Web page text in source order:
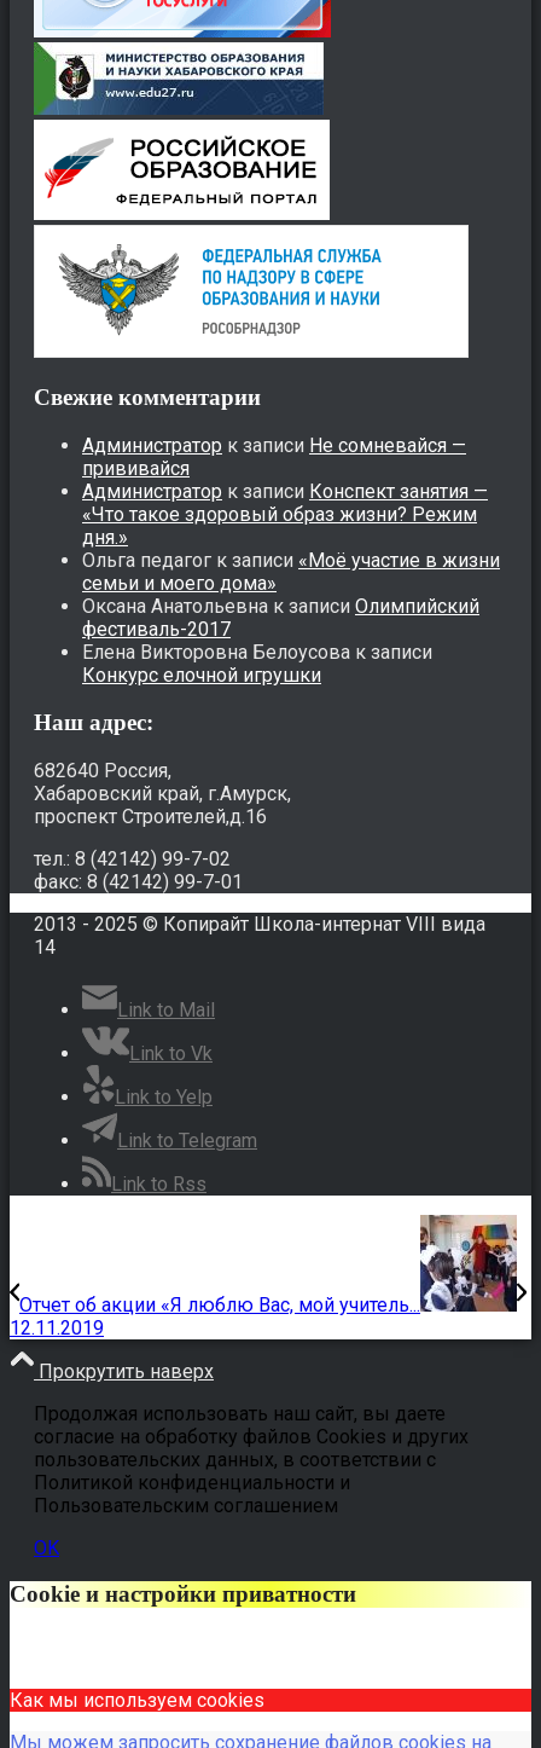
Свежие комментарии
Администратор к записи Не сомневайся —
прививайся
Администратор к записи Конспект занятия —
«Что такое здоровый образ жизни? Режим
дня.»
Ольга педагог к записи «Моё участие в жизни
семьи и моего дома»
Оксана Анатольевна к записи Олимпийский
фестиваль-2017
Елена Викторовна Белоусова к записи
Конкурс елочной игрушки
Наш адрес:
682640 Россия,
Хабаровский край, г.Амурск,
проспект Строителей,д.16
тел.: 8 (42142) 99-7-02
факс: 8 (42142) 99-7-01
2013 - 2025 © Копирайт Школа-интернат VIII вида
14
Link to Mail
Link to Vk
Link to Yelp
Link to Telegram
Link to Rss
Отчет об акции «Я люблю Вас, мой учитель...
12.11.2019
Прокрутить наверх
Продолжая использовать наш сайт, вы даете
согласие на обработку файлов Cookies и других
пользовательских данных, в соответствии с
Политикой конфиденциальности и
Пользовательским соглашением
OK
Cookie и настройки приватности
Как мы используем cookies
Мы можем запросить сохранение файлов cookies на